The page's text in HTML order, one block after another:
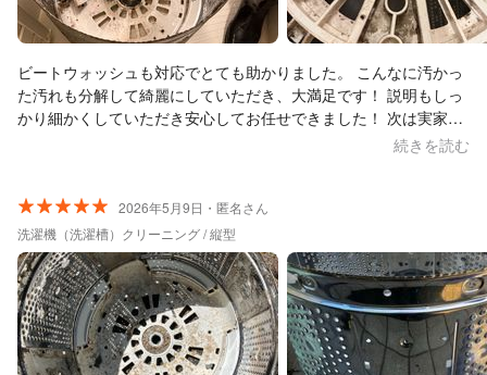
ビートウォッシュも対応でとても助かりました。 こんなに汚かっ
た汚れも分解して綺麗にしていただき、大満足です！ 説明もしっ
かり細かくしていただき安心してお任せできました！ 次は実家の
続きを読む
2026年5月9日・匿名さん
洗濯機（洗濯槽）クリーニング / 縦型